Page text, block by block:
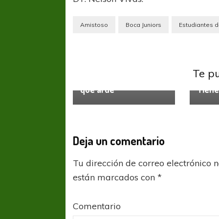
Amistoso Boca Juniors Estudiantes
Te
que arde
Boca
Deja un comentario
Tu dirección de correo electrónico
están marcados con*
Comentario
COPA SUDAMERICANA
A pesar de la derrota Tigre avanzó a
Octavos de Final